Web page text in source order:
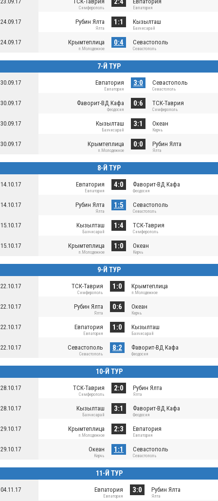
Симферополь Евпатория
24.09.17 Рубин Ялта
Ялта
1:1 Кызылташ
Бахчисарай
24.09.17 Крымтеплица
п.Молодежное
0:4 Севастополь
Севастополь
7-Й ТУР
30.09.17 Евпатория
Евпатория
3:0 Севастополь
Севастополь
30.09.17 Фаворит-ВД Кафа
Феодосия
0:6 ТСК-Таврия
Симферополь
30.09.17 Кызылташ
Бахчисарай
3:1 Океан
Керчь
30.09.17 Крымтеплица
п.Молодежное
0:0 Рубин Ялта
Ялта
8-Й ТУР
14.10.17 Евпатория
Евпатория
4:0 Фаворит-ВД Кафа
Феодосия
14.10.17 Рубин Ялта
Ялта
1:5 Севастополь
Севастополь
15.10.17 Кызылташ
Бахчисарай
1:4 ТСК-Таврия
Симферополь
15.10.17 Крымтеплица
п.Молодежное
1:0 Океан
Керчь
9-Й ТУР
22.10.17 ТСК-Таврия
Симферополь
1:0 Крымтеплица
п.Молодежное
22.10.17 Рубин Ялта
Ялта
0:6 Океан
Керчь
22.10.17 Евпатория
Евпатория
1:0 Кызылташ
Бахчисарай
22.10.17 Севастополь
Севастополь
8:2 Фаворит-ВД Кафа
Феодосия
10-Й ТУР
28.10.17 ТСК-Таврия
Симферополь
2:0 Рубин Ялта
Ялта
28.10.17 Кызылташ
Бахчисарай
3:1 Фаворит-ВД Кафа
Феодосия
29.10.17 Крымтеплица
п.Молодежное
2:3 Евпатория
Евпатория
29.10.17 Океан
Керчь
1:1 Севастополь
Севастополь
11-Й ТУР
04.11.17 Евпатория
Евпатория
3:0 Рубин Ялта
Ялта